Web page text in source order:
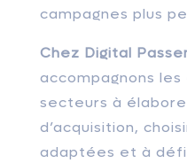
campagnes plus
Chez Digital
accompagnons
secteurs à
d’acquisition,
adaptées et à